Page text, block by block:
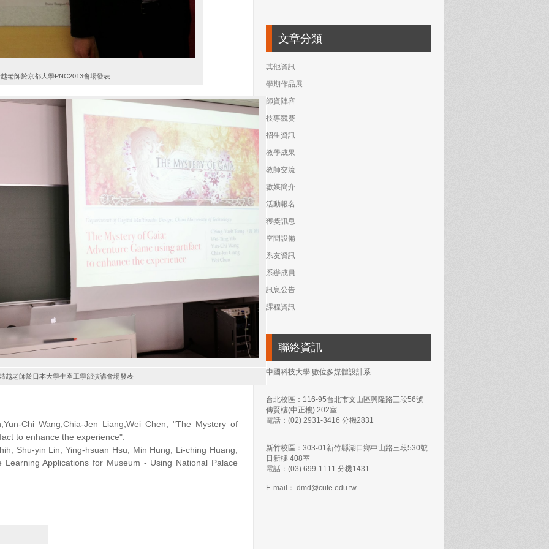
老師於京都大學PNC2013會場發表
越老師於日本大學生產工學部演講會場發表
Chi Wang,Chia-Jen Liang,Wei Chen, "The Mystery of
to enhance the experience".
Shu-yin Lin, Ying-hsuan Hsu, Min Hung, Li-ching Huang,
Applications for Museum - Using National Palace
文章分類
其他資訊
學期作品展
師資陣容
技專競賽
招生資訊
教學成果
教師交流
數媒簡介
活動報名
獲獎訊息
空間設備
系友資訊
系辦成員
訊息公告
課程資訊
聯絡資訊
中國科技大學 數位多媒體設計系
台北校區：116-95台北市文山區興隆路三段56號
傳賢樓(中正樓) 202室
電話：(02) 2931-3416 分機2831
新竹校區：303-01新竹縣湖口鄉中山路三段530號
日新樓 408室
電話：(03) 699-1111 分機1431
E-mail： dmd@cute.edu.tw